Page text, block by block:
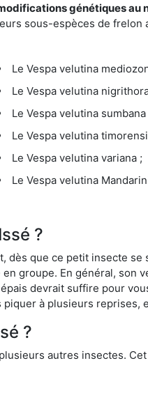
génétiques au
sous-espèces de
Le Vespa velutina
Le Vespa velutina
Le Vespa velutina sumbana
Le Vespa velutina
Le Vespa velutina variana ;
Le Vespa velutina
?
dès que ce petit insecte
groupe. En général, son
devrait suffire pour
à plusieurs reprises,
?
autres insectes.